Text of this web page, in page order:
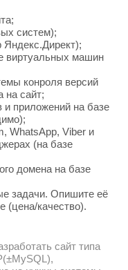
систем);
Яндекс.Директ);
виртуальных машин
конроля версий
на сайт;
приложений на базе
WhatsApp, Viber и
(на базе
домена на базе
задачи. Опишите её
(цена/качество).
сайт типа